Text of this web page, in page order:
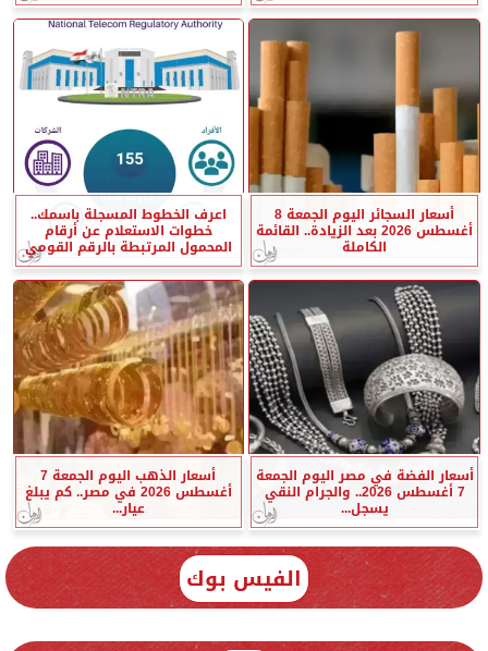
أسعار السجائر اليوم الجمعة 8
أغسطس 2026 بعد الزيادة.. القائمة
الكاملة
اعرف الخطوط المسجلة باسمك..
خطوات الاستعلام عن أرقام
المحمول المرتبطة بالرقم القومي
أسعار الفضة في مصر اليوم الجمعة
7 أغسطس 2026.. والجرام النقي
يسجل...
أسعار الذهب اليوم الجمعة 7
أغسطس 2026 في مصر.. كم يبلغ
عيار...
الفيس بوك